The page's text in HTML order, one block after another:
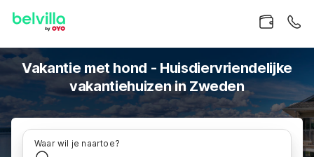
Vakantie met hond - Huisdiervriendelijke
vakantiehuizen in Zweden
Waar wil je naartoe?